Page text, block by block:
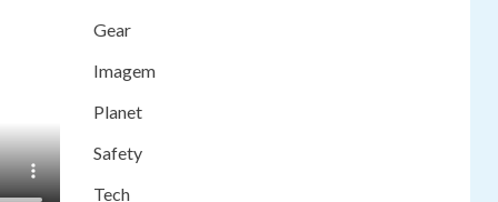
Gear
Imagem
Planet
Safety
Tech